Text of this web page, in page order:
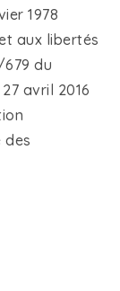
1978
aux libertés
du
avril 2016
des